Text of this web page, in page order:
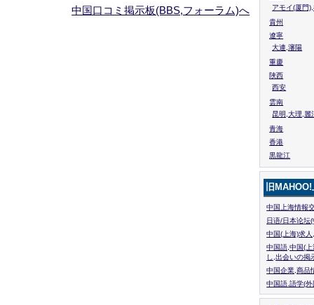
中国口コミ掲示板(BBS,フォーラム)へ
アモイ(厦門
貴州
遼寧
大連,瀋陽
重慶
陜西
西安
雲南
昆明,大理,麗
青海
香港
黒龍江
旧
中国上海情報
日语/日本论坛
中国(上海)求
中国語,中国(
し,出会いの掲
中国企業,商品
中国語.語学(